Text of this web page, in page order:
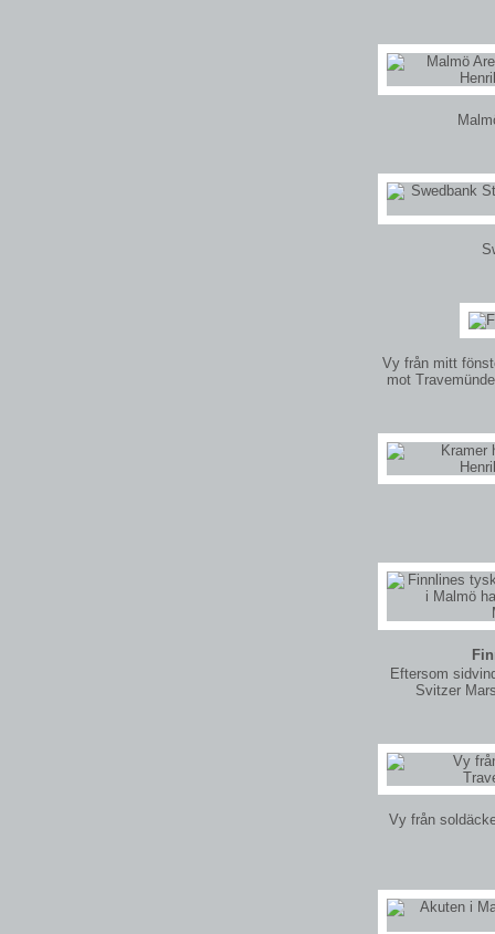
Vy från mitt
mot
Eftersom
Svitzer
Vy från